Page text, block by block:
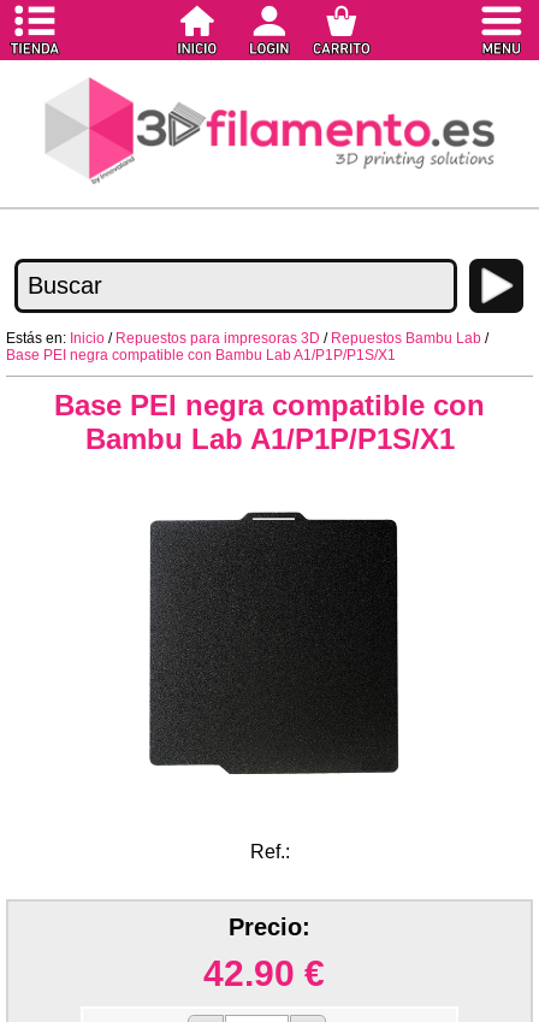
Estás en: Inicio / Repuestos para impresoras 3D / Repuestos Bambu Lab /
Base PEI negra compatible con Bambu Lab A1/P1P/P1S/X1
Base PEI negra compatible con
Bambu Lab A1/P1P/P1S/X1
Ref.:
Precio:
42.90 €